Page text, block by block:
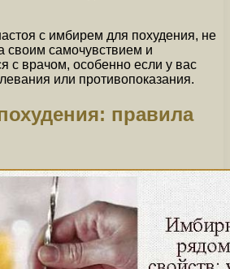
с имбирем для похудения, не
своим самочувствием и
с врачом, особенно если у вас
или противопоказания.
правила